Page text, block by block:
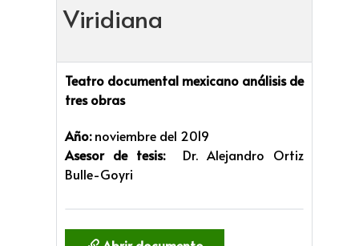
Viridiana
Teatro documental mexicano análisis de
tres obras
Año:noviembre del 2019
Asesor de tesis:Dr. Alejandro Ortiz
Bulle-Goyri